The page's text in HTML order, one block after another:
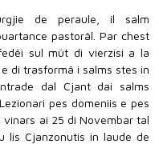
de peraule, il salm
pastorâl. Par chest
sul mût di vierzisi a la
di trasformâ i salms stes in
dal Cjant dai salms
pes domeniis e pes
ai 25 di Novembar tal
lis Cjanzonutis in laude de